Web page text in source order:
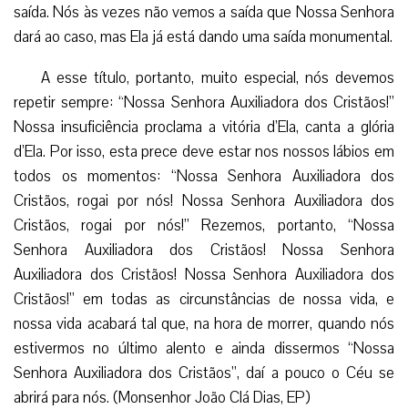
saída. Nós às vezes não vemos a saída que Nossa Senhora
dará ao caso, mas Ela já está dando uma saída monumental.
A esse título, portanto, muito especial, nós devemos
repetir sempre: “Nossa Senhora Auxiliadora dos Cristãos!”
Nossa insuficiência proclama a vitória d’Ela, canta a glória
d’Ela. Por isso, esta prece deve estar nos nossos lábios em
todos os momentos: “Nossa Senhora Auxiliadora dos
Cristãos, rogai por nós! Nossa Senhora Auxiliadora dos
Cristãos, rogai por nós!” Rezemos, portanto, “Nossa
Senhora Auxiliadora dos Cristãos! Nossa Senhora
Auxiliadora dos Cristãos! Nossa Senhora Auxiliadora dos
Cristãos!” em todas as circunstâncias de nossa vida, e
nossa vida acabará tal que, na hora de morrer, quando nós
estivermos no último alento e ainda dissermos “Nossa
Senhora Auxiliadora dos Cristãos”, daí a pouco o Céu se
abrirá para nós. (Monsenhor João Clá Dias, EP)